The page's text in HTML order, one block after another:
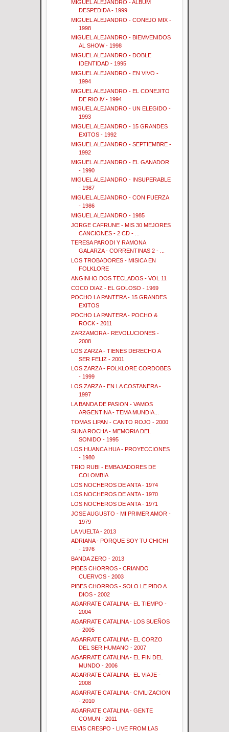
MIGUEL ALEJANDRO - ALBUM
DESPEDIDA - 1999
MIGUEL ALEJANDRO - CONEJO MIX -
1998
MIGUEL ALEJANDRO - BIEMVENIDOS
AL SHOW - 1998
MIGUEL ALEJANDRO - DOBLE
IDENTIDAD - 1995
MIGUEL ALEJANDRO - EN VIVO -
1994
MIGUEL ALEJANDRO - EL CONEJITO
DE RIO lV - 1994
MIGUEL ALEJANDRO - UN ELEGIDO -
1993
MIGUEL ALEJANDRO - 15 GRANDES
EXITOS - 1992
MIGUEL ALEJANDRO - SEPTIEMBRE -
1992
MIGUEL ALEJANDRO - EL GANADOR
- 1990
MIGUEL ALEJANDRO - INSUPERABLE
- 1987
MIGUEL ALEJANDRO - CON FUERZA
- 1986
MIGUEL ALEJANDRO - 1985
JORGE CAFRUNE - MIS 30 MEJORES
CANCIONES - 2 CD - ...
TERESA PARODI Y RAMONA
GALARZA - CORRENTINAS 2 - ...
LOS TROBADORES - MISICA EN
FOLKLORE
ANGINHO DOS TECLADOS - VOL 11
COCO DIAZ - EL GOLOSO - 1969
POCHO LA PANTERA - 15 GRANDES
EXITOS
POCHO LA PANTERA - POCHO &
ROCK - 2011
ZARZAMORA - REVOLUCIONES -
2008
LOS ZARZA - TIENES DERECHO A
SER FELIZ - 2001
LOS ZARZA - FOLKLORE CORDOBES
- 1999
LOS ZARZA - EN LA COSTANERA -
1997
LA BANDA DE PASION - VAMOS
ARGENTINA - TEMA MUNDIA...
TOMAS LIPAN - CANTO ROJO - 2000
SUNA ROCHA - MEMORIA DEL
SONIDO - 1995
LOS HUANCA HUA - PROYECCIONES
- 1980
TRIO RUBI - EMBAJADORES DE
COLOMBIA
LOS NOCHEROS DE ANTA - 1974
LOS NOCHEROS DE ANTA - 1970
LOS NOCHEROS DE ANTA - 1971
JOSE AUGUSTO - MI PRIMER AMOR -
1979
LA VUELTA - 2013
ADRIANA - PORQUE SOY TU CHICHI
- 1976
BANDA ZERO - 2013
PIBES CHORROS - CRIANDO
CUERVOS - 2003
PIBES CHORROS - SOLO LE PIDO A
DIOS - 2002
AGARRATE CATALINA - EL TIEMPO -
2004
AGARRATE CATALINA - LOS SUEÑOS
- 2005
AGARRATE CATALINA - EL CORZO
DEL SER HUMANO - 2007
AGARRATE CATALINA - EL FIN DEL
MUNDO - 2006
AGARRATE CATALINA - EL VIAJE -
2008
AGARRATE CATALINA - CIVILIZACION
- 2010
AGARRATE CATALINA - GENTE
COMUN - 2011
ELVIS CRESPO - LIVE FROM LAS